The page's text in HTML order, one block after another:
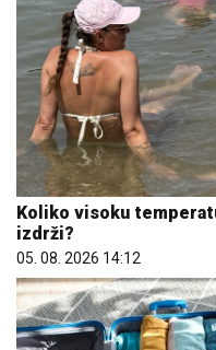
Koliko visoku
izdrži?
05. 08. 2026 14:12